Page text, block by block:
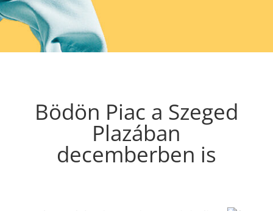
Bödön Piac a Szeged
Plazában
decemberben is